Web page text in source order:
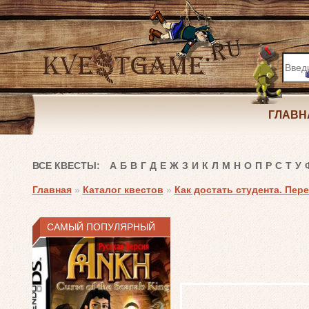
ВСЕ КВЕСТЫ: А Б В Г Д Е Ж З И К Л М Н О П Р С Т У
Главная » Каталог квестов » Как достать студента.
САМЫЙ ПОПУЛЯРНЫЙ